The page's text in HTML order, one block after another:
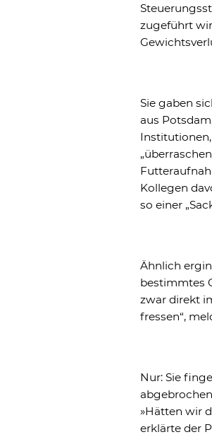
zugeführt
Sie gaben
aus
Kollegen
so einer
Ähnlich
bestimmtes
zwar direkt
fressen“,
Nur: Sie
»Hätten wir
erklärte der